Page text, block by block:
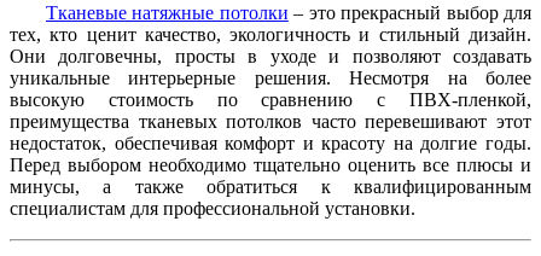
Тканевые натяжные потолки – это прекрасный выбор для
тех, кто ценит качество, экологичность и стильный дизайн.
Они долговечны, просты в уходе и позволяют создавать
уникальные интерьерные решения. Несмотря на более
высокую стоимость по сравнению с ПВХ-пленкой,
преимущества тканевых потолков часто перевешивают этот
недостаток, обеспечивая комфорт и красоту на долгие годы.
Перед выбором необходимо тщательно оценить все плюсы и
минусы, а также обратиться к квалифицированным
специалистам для профессиональной установки.